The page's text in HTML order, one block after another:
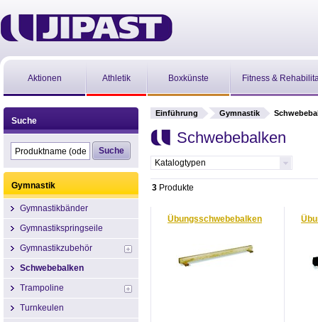
Aktionen Athletik Boxkünste Fitness &
Einführung Gymnastik
Schwebebalken
Katalogtypen
3 Produkte
Übungsschwebebalken
Suche
Gymnastik
Gymnastikbänder
Gymnastikspringseile
Gymnastikzubehör
Schwebebalken
Trampoline
Turnkeulen